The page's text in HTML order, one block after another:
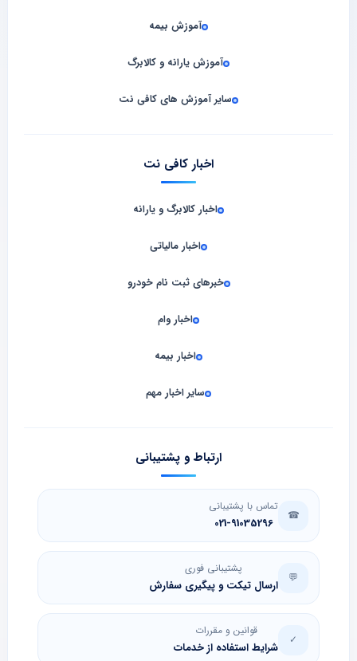
آموزش بیمه
آموزش یارانه و کالابرگ
سایر آموزش های کافی نت
اخبار کافی نت
اخبار کالابرگ و یارانه
اخبار مالیاتی
خبرهای ثبت نام خودرو
اخبار وام
اخبار بیمه
سایر اخبار مهم
ارتباط و پشتیبانی
☎
تماس با پشتیبانی
021-91035296
💬
پشتیبانی فوری
ارسال تیکت و پیگیری سفارش
✓
قوانین و مقررات
شرایط استفاده از خدمات